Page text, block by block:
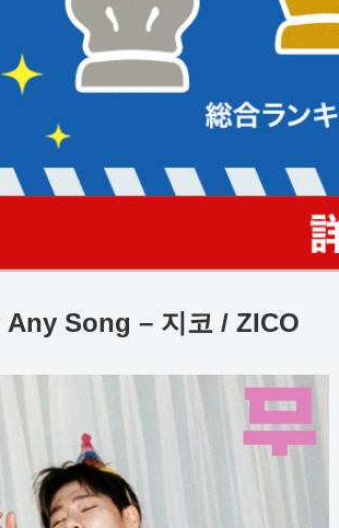
Any Song – 지코 / ZICO